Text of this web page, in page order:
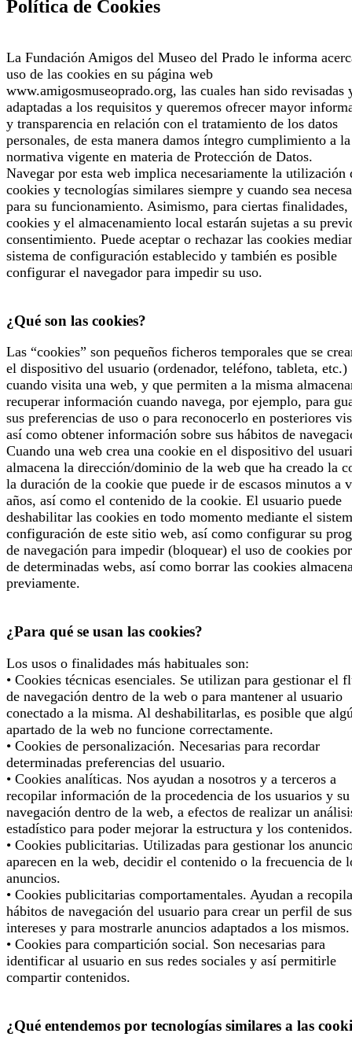
Política de Cookies
La Fundación Amigos del Museo del Prado le informa
uso de las cookies en su página web
www.amigosmuseoprado.org, las cuales han sido revisadas
adaptadas a los requisitos y queremos ofrecer mayor
y transparencia en relación con el tratamiento de los datos
personales, de esta manera damos íntegro cumplimiento a la
normativa vigente en materia de Protección de Datos.
Navegar por esta web implica necesariamente la utilización
cookies y tecnologías similares siempre y cuando sea
para su funcionamiento. Asimismo, para ciertas finalidades,
cookies y el almacenamiento local estarán sujetas a su
consentimiento. Puede aceptar o rechazar las cookies
sistema de configuración establecido y también es posible
configurar el navegador para impedir su uso.
¿Qué son las cookies?
Las “cookies” son pequeños ficheros temporales que se
el dispositivo del usuario (ordenador, teléfono, tableta, etc.)
cuando visita una web, y que permiten a la misma
recuperar información cuando navega, por ejemplo, para
sus preferencias de uso o para reconocerlo en posteriores
así como obtener información sobre sus hábitos de
Cuando una web crea una cookie en el dispositivo del
almacena la dirección/dominio de la web que ha creado la
la duración de la cookie que puede ir de escasos minutos a
años, así como el contenido de la cookie. El usuario puede
deshabilitar las cookies en todo momento mediante el
configuración de este sitio web, así como configurar su
de navegación para impedir (bloquear) el uso de cookies
de determinadas webs, así como borrar las cookies
previamente.
¿Para qué se usan las cookies?
Los usos o finalidades más habituales son:
• Cookies técnicas esenciales. Se utilizan para gestionar el
de navegación dentro de la web o para mantener al usuario
conectado a la misma. Al deshabilitarlas, es posible que
apartado de la web no funcione correctamente.
• Cookies de personalización. Necesarias para recordar
determinadas preferencias del usuario.
• Cookies analíticas. Nos ayudan a nosotros y a terceros a
recopilar información de la procedencia de los usuarios y su
navegación dentro de la web, a efectos de realizar un
estadístico para poder mejorar la estructura y los contenidos.
• Cookies publicitarias. Utilizadas para gestionar los
aparecen en la web, decidir el contenido o la frecuencia de
anuncios.
• Cookies publicitarias comportamentales. Ayudan a
hábitos de navegación del usuario para crear un perfil de sus
intereses y para mostrarle anuncios adaptados a los mismos.
• Cookies para compartición social. Son necesarias para
identificar al usuario en sus redes sociales y así permitirle
compartir contenidos.
¿Qué entendemos por tecnologías similares a las